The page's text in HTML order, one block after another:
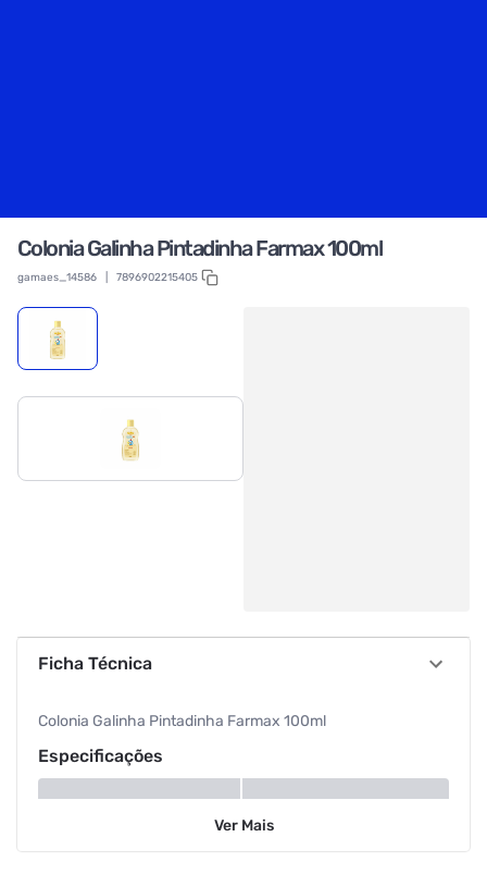
Colonia Galinha Pintadinha Farmax 100ml
gamaes_14586 7896902215405
Ficha Técnica
Colonia Galinha Pintadinha Farmax 100ml
Especificações
Ver Mais